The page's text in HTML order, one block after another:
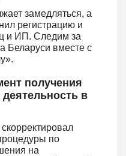
замедляться, а
регистрацию и
и ИП. Следим за
Беларуси вместе с
получения
в
по
на